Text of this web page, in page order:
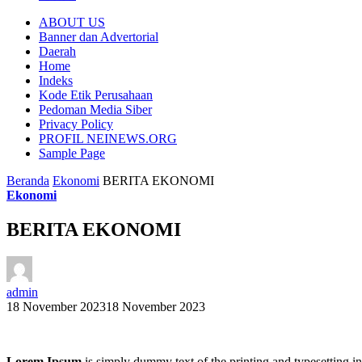
ABOUT US
Banner dan Advertorial
Daerah
Home
Indeks
Kode Etik Perusahaan
Pedoman Media Siber
Privacy Policy
PROFIL NEINEWS.ORG
Sample Page
Beranda Ekonomi BERITA EKONOMI
Ekonomi
BERITA EKONOMI
admin
18 November 202318 November 2023